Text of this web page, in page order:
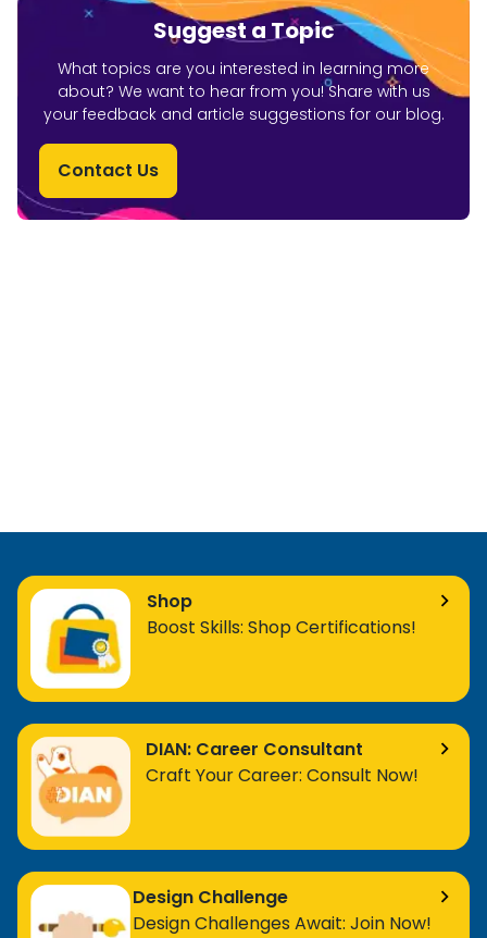
Suggest a Topic
What topics are you interested in learning more
about? We want to hear from you! Share with us
your feedback and article suggestions for our blog.
Contact Us
Shop
Boost Skills: Shop Certifications!
DIAN: Career Consultant
Craft Your Career: Consult Now!
Design Challenge
Design Challenges Await: Join Now!